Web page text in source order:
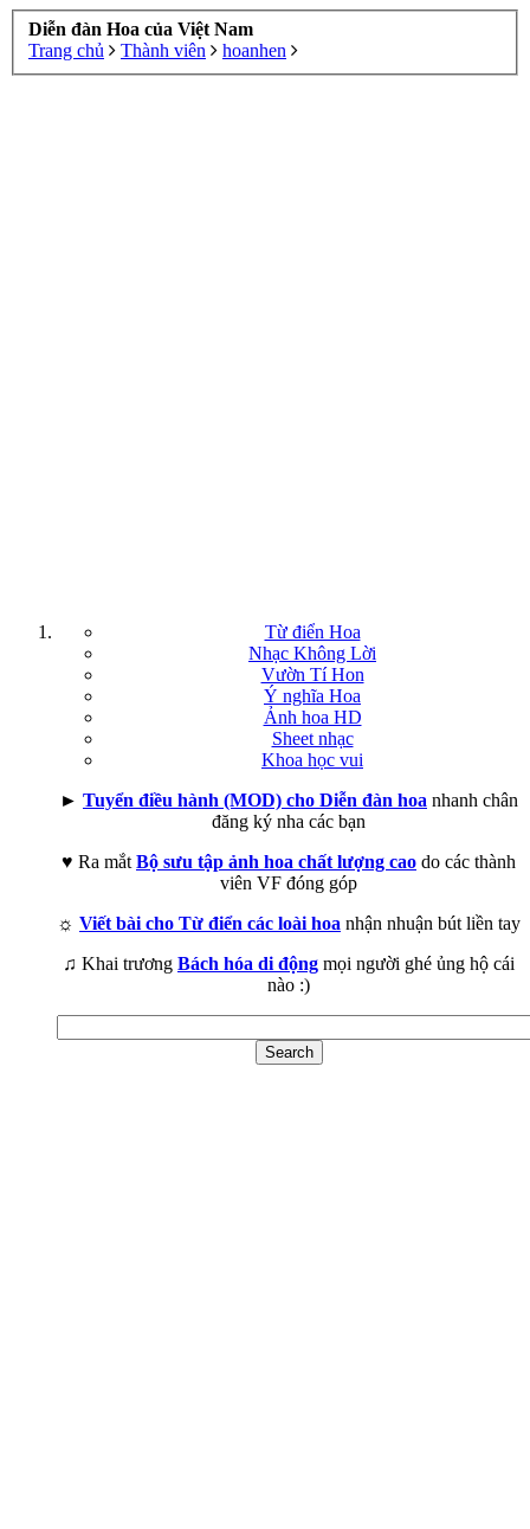
Diễn đàn Hoa của Việt Nam
Trang chủ
Thành viên hoanhen
Từ điển Hoa
Nhạc Không Lời
Vườn Tí Hon
Ý nghĩa Hoa
Ảnh hoa HD
Sheet nhạc
Khoa học vui
► Tuyển điều hành (MOD) cho Diễn đàn hoa nhanh chân
đăng ký nha các bạn
♥ Ra mắt Bộ sưu tập ảnh hoa chất lượng cao do các thành
viên VF đóng góp
☼ Viết bài cho Từ điển các loài hoa nhận nhuận bút liền tay
♫ Khai trương Bách hóa di động mọi người ghé ủng hộ cái
nào :)